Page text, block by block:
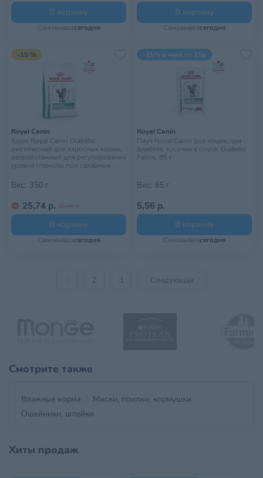
В корзину
Самовывозсегодня
В корзину
Самовывозсегодня
-15 %
Royal Canin
Корм Royal Canin Diabetic
диетический для взрослых кошек,
разработанный для регулирования
уровня глюкозы при сахарном
гВес: 350 г
25,74 р. 30,28 р.
В корзину
Самовывозсегодня
-15% в чеке от 25р
Royal Canin
Пауч Royal Canin для кошек при
диабете, кусочки в соусе, Diabetic
Feline, 85 г
Вес: 85 г
5,56 р.
В корзину
Самовывозсегодня
2 3 Следующая
Смотрите также
Влажные корма
Миски, поилки, кормушки
Ошейники, шлейки
Хиты продаж